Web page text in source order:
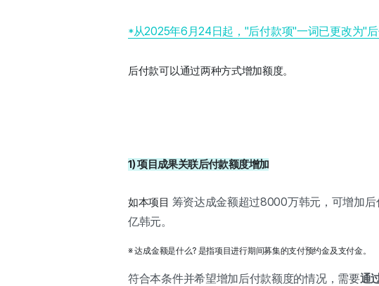
*从2025年6月24日起，"后付款项"一词已更改为"
后付款可以通过两种方式增加额度。
1) 项目成果关联后付款额度增加
如本项目 筹资达成金额超过8000万韩元，可增加
亿韩元。
※ 达成金额是什么? 是指项目进行期间募集的支付预约金及支付金。
符合本条件并希望增加后付款额度的情况，需要通